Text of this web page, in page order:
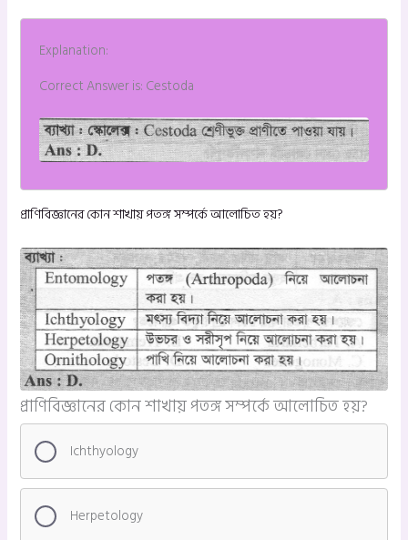
Explanation:
Correct Answer is: Cestoda
প্রাণিবিজ্ঞানের কোন শাখায় পতঙ্গ সম্পর্কে আলোচিত হয়?
প্রাণিবিজ্ঞানের কোন শাখায় পতঙ্গ সম্পর্কে আলোচিত হয়?
Ichthyology
Herpetology